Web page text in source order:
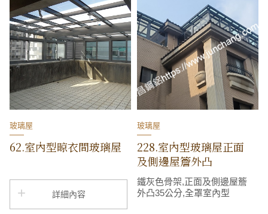
玻璃屋
62.室內型晾衣間玻璃屋
詳細內容
玻璃屋
228.室內型玻璃屋正面
及側邊屋簷外凸
鐵灰色骨架,正面及側邊屋簷
外凸35公分,全罩室內型